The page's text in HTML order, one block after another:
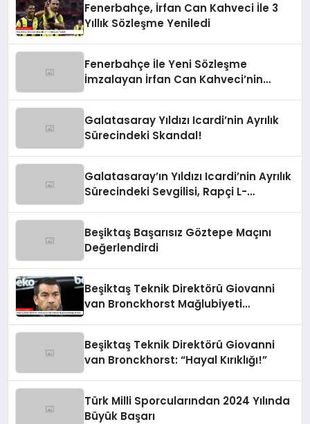
Fenerbahçe, İrfan Can Kahveci İle 3
Yıllık Sözleşme Yeniledi
Fenerbahçe İle Yeni Sözleşme
İmzalayan İrfan Can Kahveci’nin
Galatasaray Yıldızı Icardi’nin Ayrılık
Sürecindeki Skandal!
Galatasaray’ın Yıldızı Icardi’nin Ayrılık
Sürecindeki Sevgilisi, Rapçi L-
Beşiktaş Başarısız Göztepe Maçını
Değerlendirdi
Beşiktaş Teknik Direktörü Giovanni
van Bronckhorst Mağlubiyeti
Beşiktaş Teknik Direktörü Giovanni
van Bronckhorst: “Hayal Kırıklığı!”
Türk Milli Sporcularından 2024 Yılında
Büyük Başarı